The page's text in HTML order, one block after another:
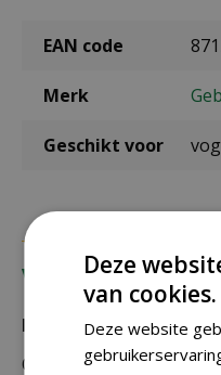
EAN code
Merk
Geschikt voor
Verzending
Bezorging:
Om uw bestelling
Deze
van cookies.
Deze website